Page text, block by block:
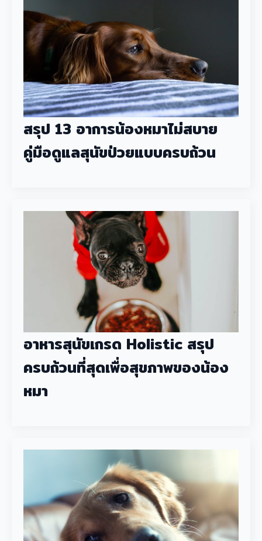
สรุป 13 อาการน้องหมาไม่สบาย
คู่มือดูแลสุนัขป่วยแบบครบถ้วน
อาหารสุนัขเกรด Holistic สรุป
ครบถ้วนที่สุดเพื่อสุขภาพของน้อง
หมา